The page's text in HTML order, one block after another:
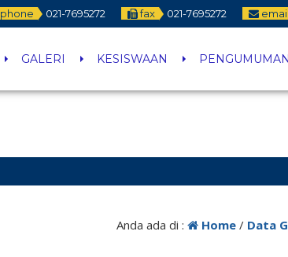
phone 021-7695272 fax 021-7695272 email
GALERI KESISWAAN PENGUMUMAN
Anda ada di : Home / Data